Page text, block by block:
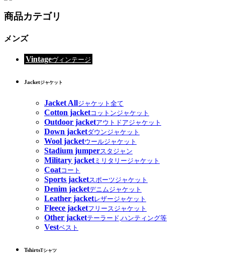
商品カテゴリ
メンズ
Vintageヴィンテージ
Jacketジャケット
Jacket Allジャケット全て
Cotton jacketコットンジャケット
Outdoor jacketアウトドアジャケット
Down jacketダウンジャケット
Wool jacketウールジャケット
Stadium jumperスタジャン
Military jacketミリタリージャケット
Coatコート
Sports jacketスポーツジャケット
Denim jacketデニムジャケット
Leather jacketレザージャケット
Fleece jacketフリースジャケット
Other jacketテーラード,ハンティング等
Vestベスト
TshirtsTシャツ